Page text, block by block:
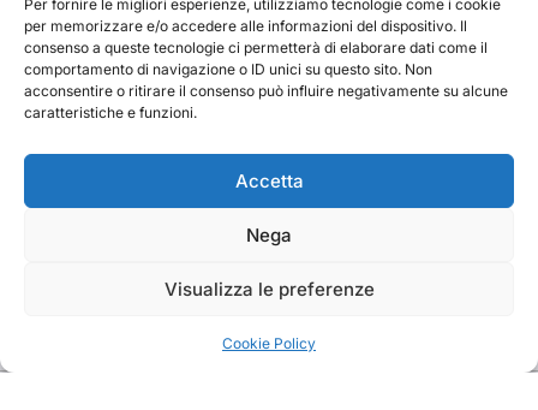
Per fornire le migliori esperienze, utilizziamo tecnologie come i cookie
per memorizzare e/o accedere alle informazioni del dispositivo. Il
consenso a queste tecnologie ci permetterà di elaborare dati come il
comportamento di navigazione o ID unici su questo sito. Non
acconsentire o ritirare il consenso può influire negativamente su alcune
caratteristiche e funzioni.
Accetta
Nega
Visualizza le preferenze
Cookie Policy
Cerca
TRAKS
Dal 2014 musica indipendente ed emergente